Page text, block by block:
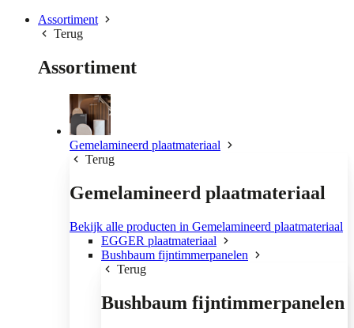
Assortiment
Terug
Assortiment
Gemelamineerd plaatmateriaal
Terug
Gemelamineerd plaatmateriaal
Bekijk alle producten in Gemelamineerd plaatmateriaal
EGGER plaatmateriaal
Bushbaum fijntimmerpanelen
Terug
Bushbaum fijntimmerpanelen